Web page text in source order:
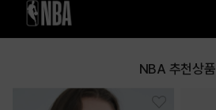
NBA 추천상품